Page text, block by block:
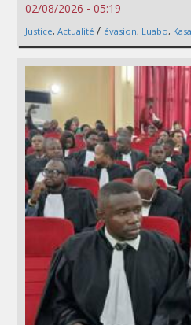
02/08/2026 - 05:19
Justice, Actualité / évasion, Luabo,